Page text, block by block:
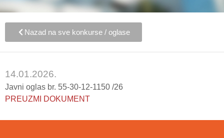
Nazad na sve konkurse / oglase
14.01.2026.
Javni oglas br. 55-30-12-1150 /26
PREUZMI DOKUMENT